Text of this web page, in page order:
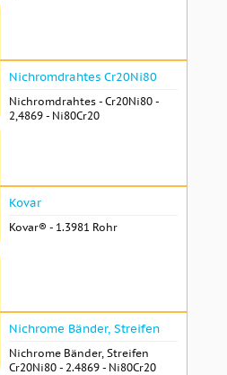
Nichromdrahtes Cr20Ni80
Nichromdrahtes - Cr20Ni80 -
2,4869 - Ni80Cr20
Kovar
Kovar® - 1.3981 Rohr
Nichrome Bänder, Streifen
Nichrome Bänder, Streifen
Cr20Ni80 - 2.4869 - Ni80Cr20